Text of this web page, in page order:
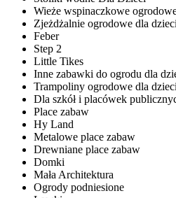
Wieże wspinaczkowe
Zjeżdżalnie ogrodowe dla dzieci
Feber
Step 2
Little Tikes
Inne zabawki do ogrodu dla
Trampoliny ogrodowe dla dzieci
Dla szkół i placówek
Place zabaw
Hy Land
Metalowe place zabaw
Drewniane place zabaw
Domki
Mała Architektura
Ogrody podniesione